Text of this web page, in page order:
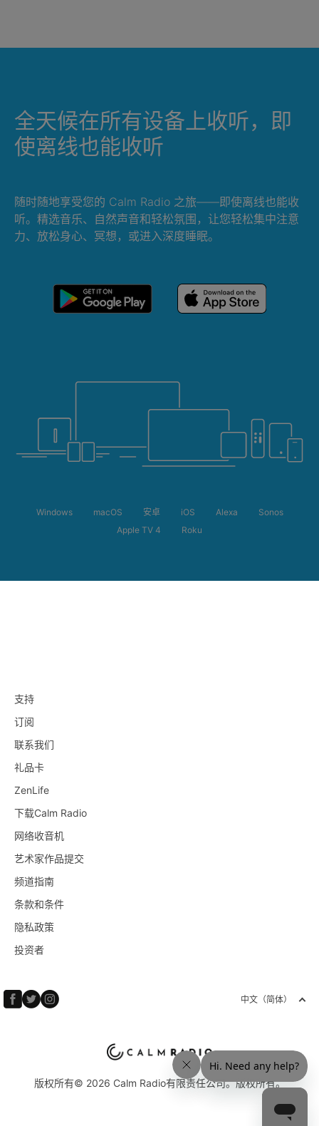
全天候在所有设备上收听，即
使离线也能收听
随时随地享受您的 Calm Radio 之旅——即使离线也能收
听。精选音乐、自然声音和轻松氛围，让您轻松集中注意
力、放松身心、冥想，或进入深度睡眠。
Windows macOS 安卓 iOS Alexa
Sonos
Apple TV 4
Roku
支持
订阅
联系我们
礼品卡
ZenLife
下载Calm Radio
网络收音机
艺术家作品提交
频道指南
条款和条件
隐私政策
投资者
中文（简体）
版权所有© 2026 Calm Radio有限责任公司。版权所有。